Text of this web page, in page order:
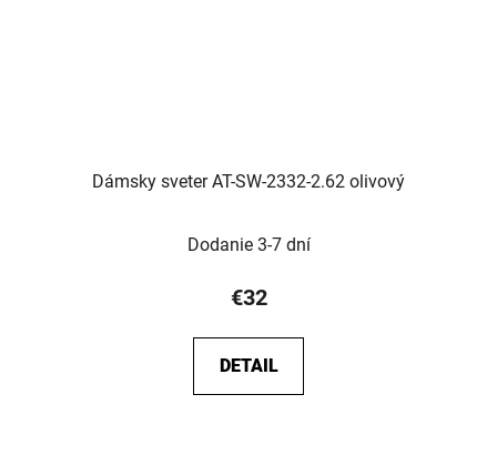
Dámsky sveter AT-SW-2332-2.62 olivový
Dodanie 3-7 dní
€32
DETAIL